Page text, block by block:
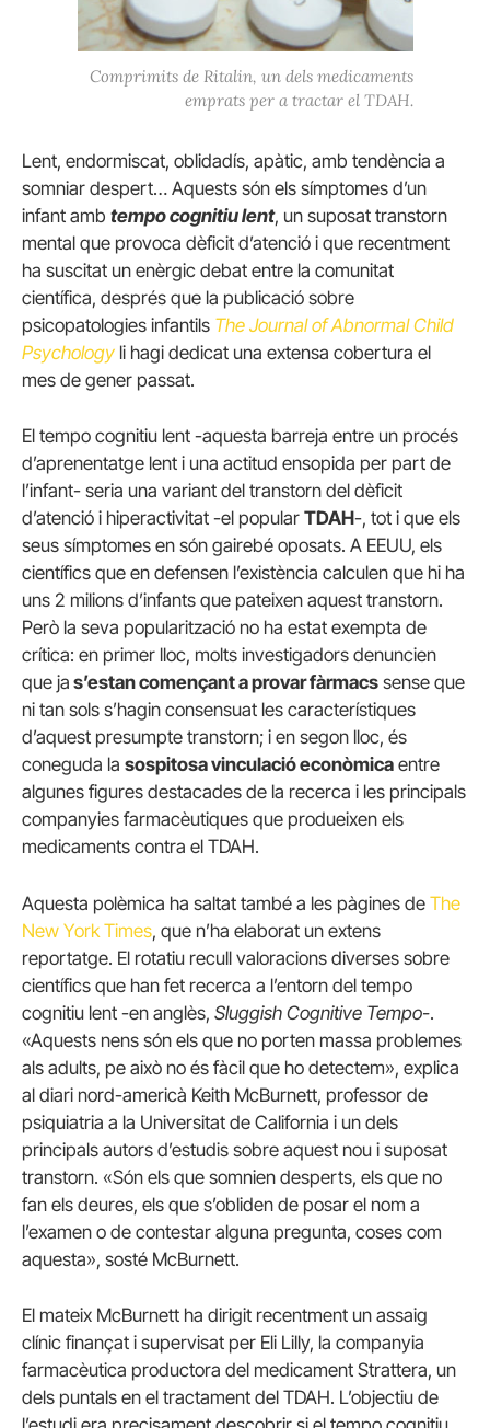
Comprimits de Ritalin, un dels medicaments
emprats per a tractar el TDAH.
Lent, endormiscat, oblidadís, apàtic, amb tendència a
somniar despert… Aquests són els símptomes d’un
infant amb tempo cognitiu lent, un suposat transtorn
mental que provoca dèficit d’atenció i que recentment
ha suscitat un enèrgic debat entre la comunitat
científica, després que la publicació sobre
psicopatologies infantils The Journal of Abnormal Child
Psychology li hagi dedicat una extensa cobertura el
mes de gener passat.
El tempo cognitiu lent -aquesta barreja entre un procés
d’aprenentatge lent i una actitud ensopida per part de
l’infant- seria una variant del transtorn del dèficit
d’atenció i hiperactivitat -el popular TDAH-, tot i que els
seus símptomes en són gairebé oposats. A EEUU, els
científics que en defensen l’existència calculen que hi ha
uns 2 milions d’infants que pateixen aquest transtorn.
Però la seva popularització no ha estat exempta de
crítica: en primer lloc, molts investigadors denuncien
que ja s’estan començant a provar fàrmacs sense que
ni tan sols s’hagin consensuat les característiques
d’aquest presumpte transtorn; i en segon lloc, és
coneguda la sospitosa vinculació econòmica entre
algunes figures destacades de la recerca i les principals
companyies farmacèutiques que produeixen els
medicaments contra el TDAH.
Aquesta polèmica ha saltat també a les pàgines de The
New York Times, que n’ha elaborat un extens
reportatge. El rotatiu recull valoracions diverses sobre
científics que han fet recerca a l’entorn del tempo
cognitiu lent -en anglès, Sluggish Cognitive Tempo-.
«Aquests nens són els que no porten massa problemes
als adults, pe això no és fàcil que ho detectem», explica
al diari nord-americà Keith McBurnett, professor de
psiquiatria a la Universitat de California i un dels
principals autors d’estudis sobre aquest nou i suposat
transtorn. «Són els que somnien desperts, els que no
fan els deures, els que s’obliden de posar el nom a
l’examen o de contestar alguna pregunta, coses com
aquesta», sosté McBurnett.
El mateix McBurnett ha dirigit recentment un assaig
clínic finançat i supervisat per Eli Lilly, la companyia
farmacèutica productora del medicament Strattera, un
dels puntals en el tractament del TDAH. L’objectiu de